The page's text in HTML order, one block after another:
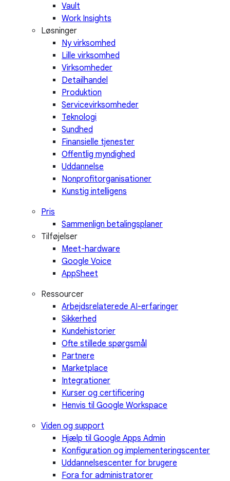
Vault
Work Insights
Løsninger
Ny virksomhed
Lille virksomhed
Virksomheder
Detailhandel
Produktion
Servicevirksomheder
Teknologi
Sundhed
Finansielle tjenester
Offentlig myndighed
Uddannelse
Nonprofitorganisationer
Kunstig intelligens
Pris
Sammenlign betalingsplaner
Tilføjelser
Meet-hardware
Google Voice
AppSheet
Ressourcer
Arbejdsrelaterede AI-erfaringer
Sikkerhed
Kundehistorier
Ofte stillede spørgsmål
Partnere
Marketplace
Integrationer
Kurser og certificering
Henvis til Google Workspace
Viden og support
Hjælp til Google Apps Admin
Konfiguration og implementeringscenter
Uddannelsescenter for brugere
Fora for administratorer